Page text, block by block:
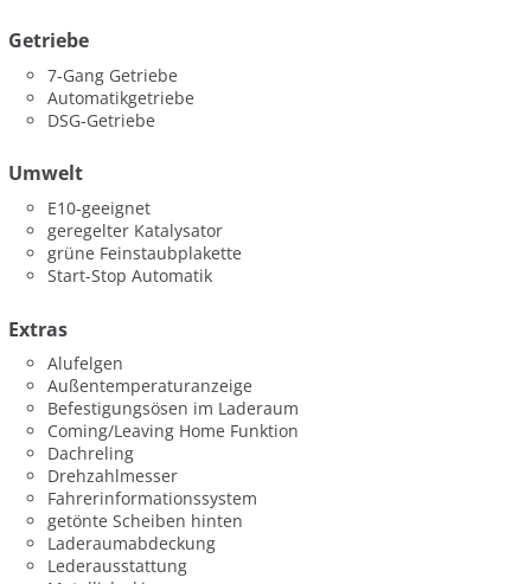
Getriebe
7-Gang Getriebe
Automatikgetriebe
DSG-Getriebe
Umwelt
E10-geeignet
geregelter Katalysator
grüne Feinstaubplakette
Start-Stop Automatik
Extras
Alufelgen
Außentemperaturanzeige
Befestigungsösen im Laderaum
Coming/Leaving Home Funktion
Dachreling
Drehzahlmesser
Fahrerinformationssystem
getönte Scheiben hinten
Laderaumabdeckung
Lederausstattung